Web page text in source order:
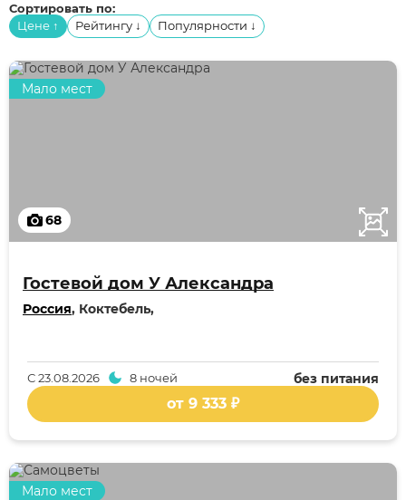
Сортировать по:
Цене ↑ Рейтингу ↓ Популярности ↓
68
Мало мест
Гостевой дом У Александра
Россия, Коктебель,
без питания
С23.08.2026 8 ночей
от 9 333 ₽
Мало мест